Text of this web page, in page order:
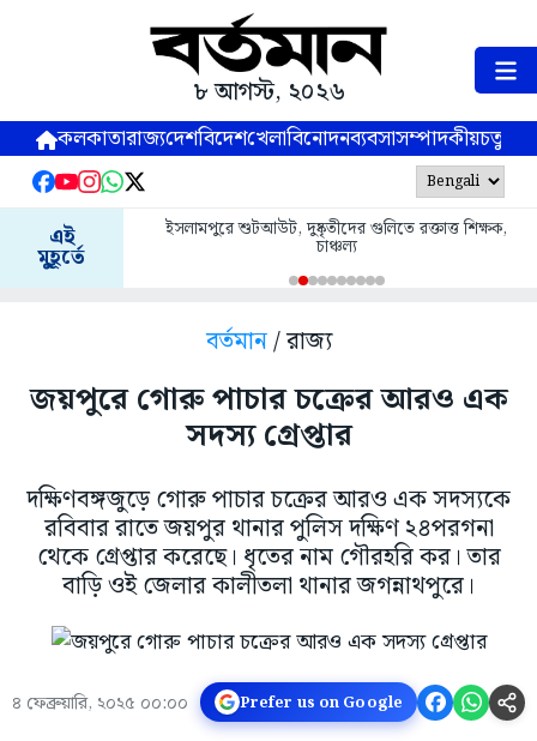
৮ আগস্ট, ২০২৬
কলকাতারাজ্যদেশবিদেশখেলাবিনোদনব্যবসাসম্পাদকীয়
এই
মুহূর্তে
ইসলামপুরে শুটআউট, দুষ্কৃতীদের গুলিতে রক্তাত্ত শিক্ষক,
চাঞ্চল্য
বর্তমান/ রাজ্য
জয়পুরে গোরু পাচার চক্রের আরও এক
সদস্য গ্রেপ্তার
দক্ষিণবঙ্গজুড়ে গোরু পাচার চক্রের আরও এক সদস্যকে
রবিবার রাতে জয়পুর থানার পুলিস দক্ষিণ ২৪পরগনা
থেকে গ্রেপ্তার করেছে। ধৃতের নাম গৌরহরি কর। তার
বাড়ি ওই জেলার কালীতলা থানার জগন্নাথপুরে।
৪ ফেব্রুয়ারি, ২০২৫ ০০:০০ Prefer us on Google